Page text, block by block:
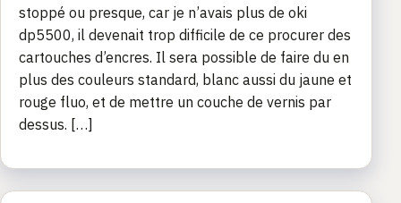
stoppé ou presque, car je n’avais plus de oki
dp5500, il devenait trop difficile de ce procurer des
cartouches d’encres. Il sera possible de faire du en
plus des couleurs standard, blanc aussi du jaune et
rouge fluo, et de mettre un couche de vernis par
dessus. […]